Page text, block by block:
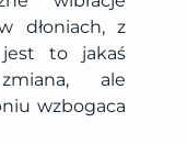
dłoniach, z
to jakaś
ale
wzbogaca